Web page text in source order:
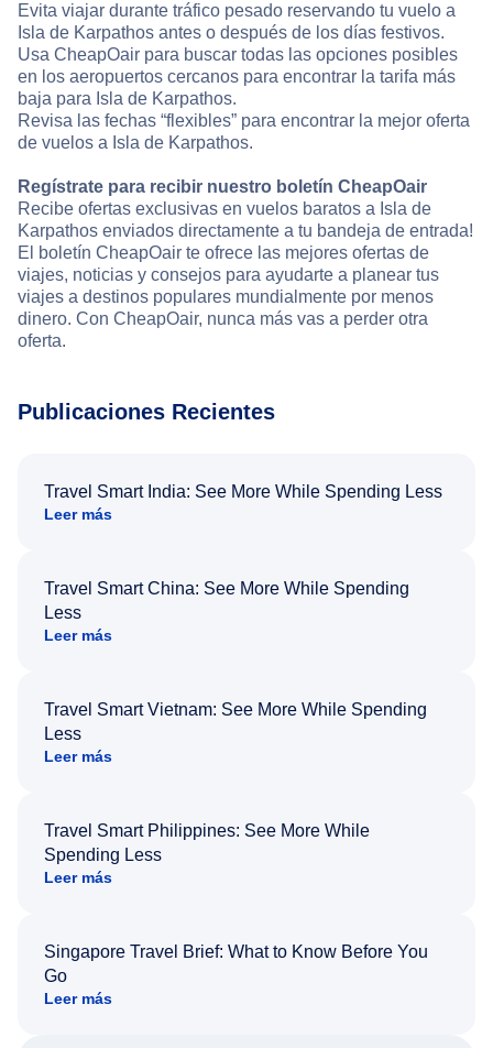
Evita viajar durante tráfico pesado reservando tu vuelo a
Isla de Karpathos antes o después de los días festivos.
Usa CheapOair para buscar todas las opciones posibles
en los aeropuertos cercanos para encontrar la tarifa más
baja para Isla de Karpathos.
Revisa las fechas “flexibles” para encontrar la mejor oferta
de vuelos a Isla de Karpathos.
Regístrate para recibir nuestro boletín CheapOair
Recibe ofertas exclusivas en vuelos baratos a Isla de
Karpathos enviados directamente a tu bandeja de entrada!
El boletín CheapOair te ofrece las mejores ofertas de
viajes, noticias y consejos para ayudarte a planear tus
viajes a destinos populares mundialmente por menos
dinero. Con CheapOair, nunca más vas a perder otra
oferta.
Publicaciones Recientes
Travel Smart India: See More While Spending Less
Leer más
Travel Smart China: See More While Spending
Less
Leer más
Travel Smart Vietnam: See More While Spending
Less
Leer más
Travel Smart Philippines: See More While
Spending Less
Leer más
Singapore Travel Brief: What to Know Before You
Go
Leer más